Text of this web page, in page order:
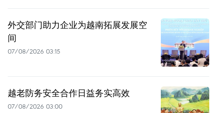
外交部门助力企业为越南拓展发展空
间
07/08/2026 03:15
越老防务安全合作日益务实高效
07/08/2026 03:00